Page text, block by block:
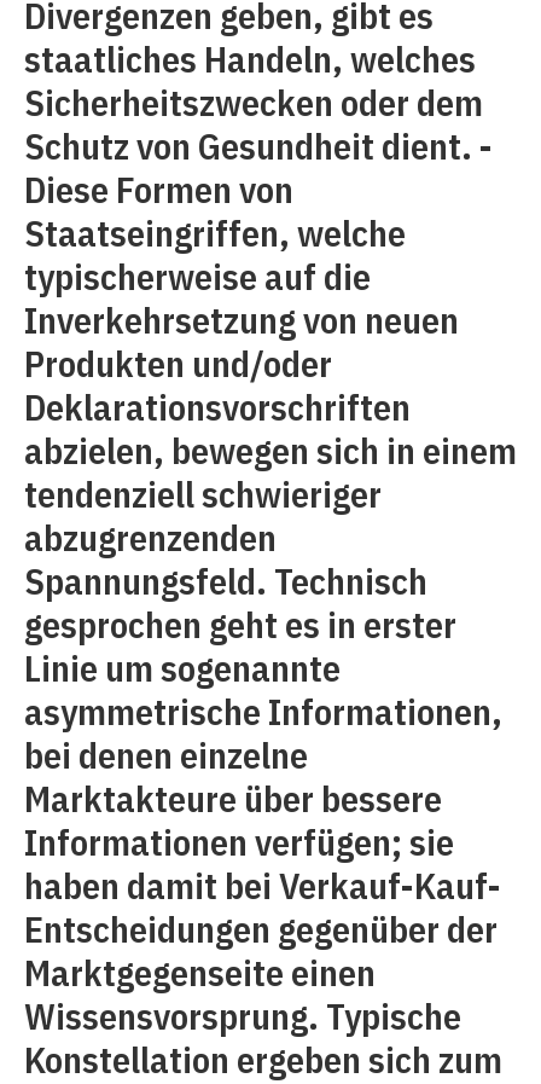
Divergenzen geben, gibt es
staat­liches Handeln, welches
Sicherheitszwecken oder dem
Schutz von Gesundheit dient. ­
Diese Formen von
Staatseingriffen, welche
typischerweise auf die
Inverkehr­setzung von neuen
Produkten und/oder
Deklarations­vorschriften
abzielen, bewegen sich in einem
tendenziell schwieriger
abzugrenzenden
Spannungsfeld. Technisch
gesprochen geht es in erster
Linie um sogenannte
asymmetrische Informationen,
bei denen einzelne
Marktakteure über bessere
Informationen verfügen; sie
haben damit bei Verkauf-Kauf-
Entscheidungen gegenüber der
Marktgegenseite einen
Wissensvorsprung. Typische
Konstellation ergeben sich zum